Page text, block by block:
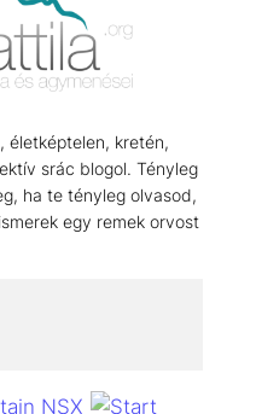
életképtelen, kretén,
srác blogol. Tényleg
ha te tényleg olvasod,
egy remek orvost